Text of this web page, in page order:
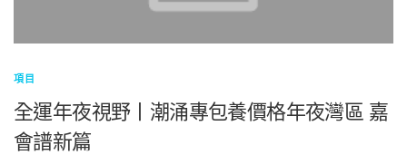
項目
全運年夜視野丨潮涌專包養價格年夜灣區 嘉
會譜新篇